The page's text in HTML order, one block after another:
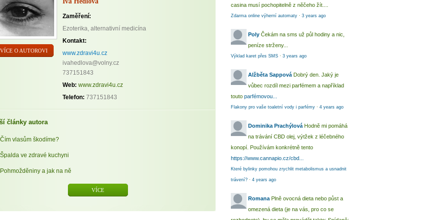
VÍCE O AUTOROVI
Zaměření:
Ezoterika, alternativní medicína
Kontakt:
www.zdravi4u.cz
ivahedlova@volny.cz
737151843
Web: www.zdravi4u.cz
Telefon: 737151843
články autora
Čím vlasům škodíme?
Špalda ve zdravé kuchyni
Pohmožděniny a jak na ně
VÍCE
casina musí pochopitelně z něčeho žít....
Zdarma online výherní automaty · 3 years ago
Poly Čekám na sms už půl hodiny a nic,
peníze strženy...
Výklad karet přes SMS · 3 years ago
Alžběta Sappová Dobrý den. Jaký je
vůbec rozdíl mezi parfémem a například
touto parfémovou...
Flakony pro vaše toaletní vody i parfémy · 4 years ago
Dominika Prachýlová Hodně mi pomáhá
na trávání CBD olej, výtžek z léčebného
konopí. Používám konkrétně tento
https://www.cannapio.cz/cbd...
Které bylinky pomohou zrychlit metabolismus a usnadnit
trávení? · 4 years ago
Romana Plně ovocná dieta nebo půst a
omezená dieta (je na vás, pro co se